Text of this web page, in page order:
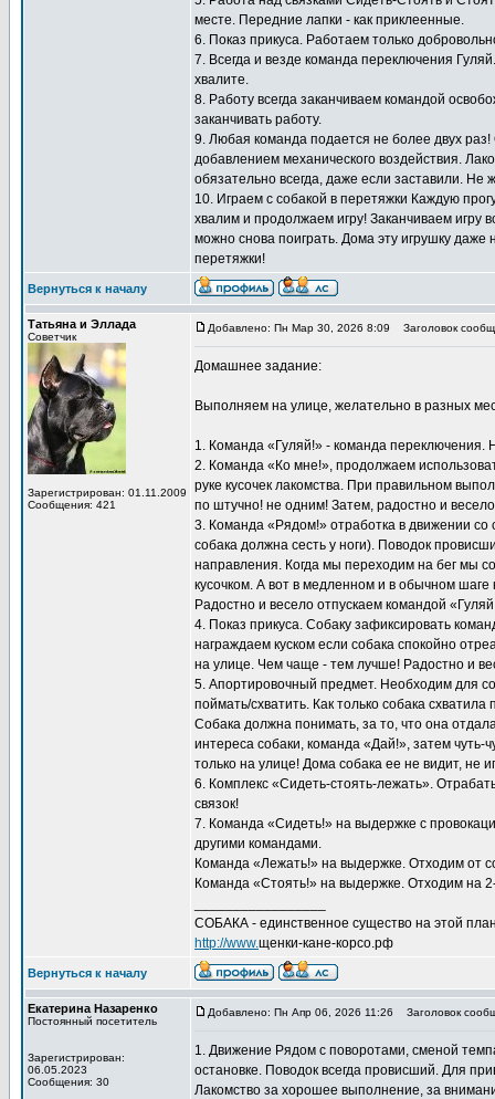
месте. Передние лапки - как приклеенные.
6. Показ прикуса. Работаем только
7. Всегда и везде команда переключения
хвалите.
8. Работу всегда заканчиваем командой
заканчивать работу.
9. Любая команда подается не более двух
добавлением механического воздействия.
обязательно всегда, даже если заставили. Не
10. Играем с собакой в перетяжки Каждую
хвалим и продолжаем игру! Заканчиваем игру
можно снова поиграть. Дома эту игрушку даже
перетяжки!
Вернуться к началу
Татьяна и Эллада
Советчик
Зарегистрирован: 01.11.2009
Сообщения: 421
Добавлено: Пн Мар 30, 2026 8:09 Заголовок
Домашнее задание:
Выполняем на улице, желательно в разных
1. Команда «Гуляй!» - команда
2. Команда «Ко мне!», продолжаем
руке кусочек лакомства. При правильном
по штучно! не одним! Затем, радостно и
3. Команда «Рядом!» отработка в движении
собака должна сесть у ноги). Поводок
направления. Когда мы переходим на бег мы
кусочком. А вот в медленном и в обычном
Радостно и весело отпускаем командой
4. Показ прикуса. Собаку зафиксировать
награждаем куском если собака спокойно
на улице. Чем чаще - тем лучше! Радостно и
5. Апортировочный предмет. Необходим для
поймать/схватить. Как только собака
Собака должна понимать, за то, что она
интереса собаки, команда «Дай!», затем
только на улице! Дома собака ее не видит, не
6. Комплекс «Сидеть-стоять-лежать».
связок!
7. Команда «Сидеть!» на выдержке с
другими командами.
Команда «Лежать!» на выдержке. Отходим от
Команда «Стоять!» на выдержке. Отходим на
СОБАКА - единственное существо на этой
http://www.щенки-кане-корсо.рф
Вернуться к началу
Екатерина Назаренко
Постоянный посетитель
Зарегистрирован:
06.05.2023
Сообщения: 30
Добавлено: Пн Апр 06, 2026 11:26 Заголовок
1. Движение Рядом с поворотами, сменой
остановке. Поводок всегда провисший. Для
Лакомство за хорошее выполнение, за